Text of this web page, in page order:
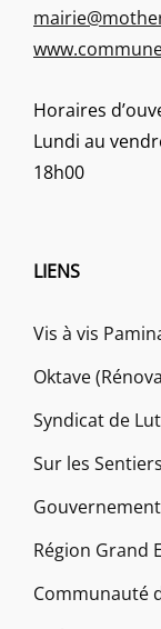
Horaires
Lundi au
18h00
LIENS
Vis à vis
Oktave
Syndicat de
Sur les
Gouvernement
Région Grand
Communauté